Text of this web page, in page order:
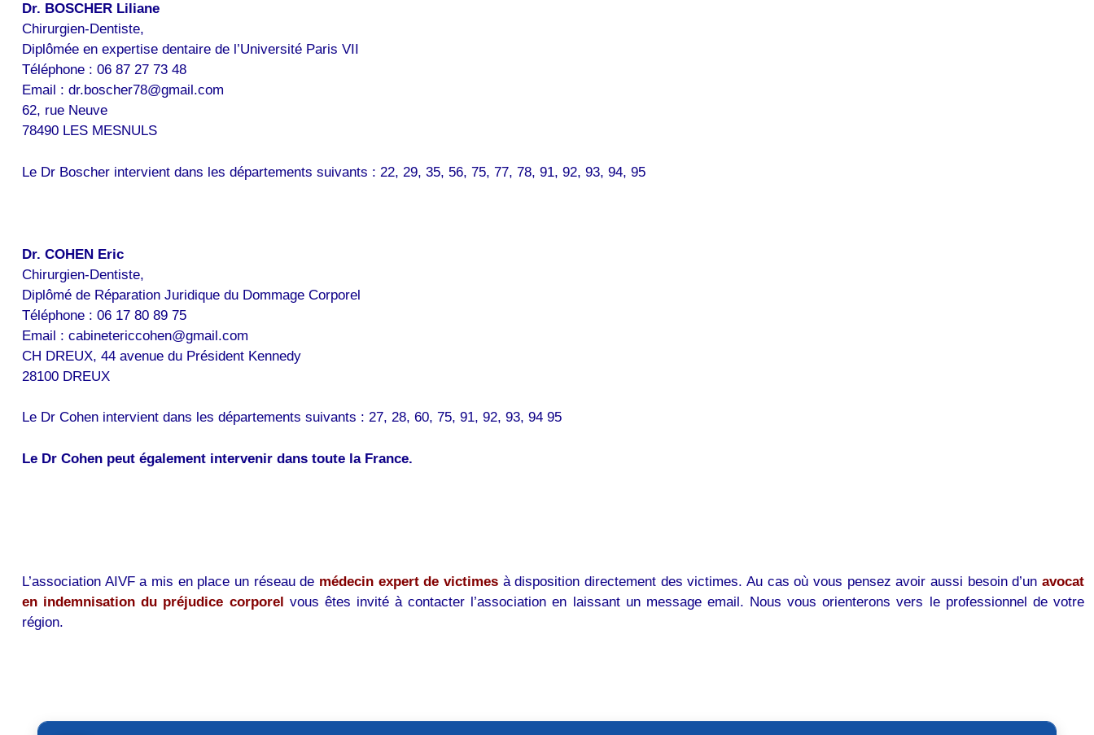
Dr. BOSCHER Liliane
Chirurgien-Dentiste,
Diplômée en expertise dentaire de l’Université Paris VII
Téléphone : 06 87 27 73 48
Email : dr.boscher78@gmail.com
62, rue Neuve
78490 LES MESNULS
Le Dr Boscher intervient dans les départements suivants : 22, 29, 35, 56, 75, 77, 78, 91, 92, 93, 94, 95
Dr. COHEN Eric
Chirurgien-Dentiste,
Diplômé de Réparation Juridique du Dommage Corporel
Téléphone : 06 17 80 89 75
Email : cabinetericcohen@gmail.com
CH DREUX, 44 avenue du Président Kennedy
28100 DREUX
Le Dr Cohen intervient dans les départements suivants : 27, 28, 60, 75, 91, 92, 93, 94 95
Le Dr Cohen peut également intervenir dans toute la France.
L’association AIVF a mis en place un réseau de médecin expert de victimes à disposition directement des victimes. Au cas où vous pensez avoir aussi besoin d’un avocat
en indemnisation du préjudice corporel vous êtes invité à contacter l’association en laissant un message email. Nous vous orienterons vers le professionnel de votre
région.